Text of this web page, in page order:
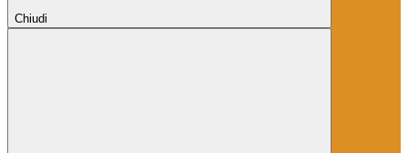
Chiudi